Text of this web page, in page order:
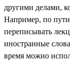
другими делами,
Например, по пути
переписывать
иностранные
время можно